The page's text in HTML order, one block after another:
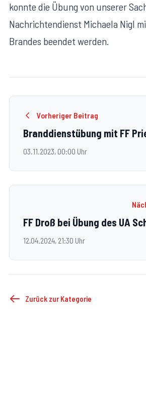
konnte die Übung von unserer
Nachrichtendienst Michaela Nigl
Brandes beendet werden.
Vorheriger Beitrag
Branddienstübung mit FF
03.11.2023, 00:00 Uhr
FF Droß bei Übung des UA
12.04.2024, 21:30 Uhr
Zurück zur Kategorie